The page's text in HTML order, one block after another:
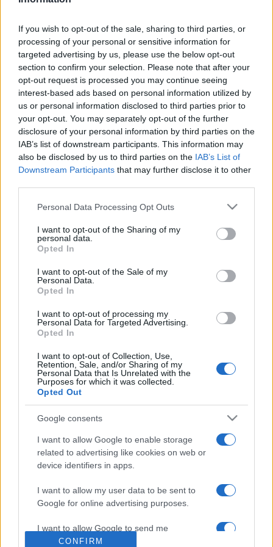
If you wish to opt-out of the sale, sharing to third parties, or
processing of your personal or sensitive information for
targeted advertising by us, please use the below opt-out
section to confirm your selection. Please note that after your
opt-out request is processed you may continue seeing
interest-based ads based on personal information utilized by
us or personal information disclosed to third parties prior to
your opt-out. You may separately opt-out of the further
disclosure of your personal information by third parties on the
IAB’s list of downstream participants. This information may
also be disclosed by us to third parties on the IAB’s List of
Downstream Participants that may further disclose it to other
Please note that this website/app uses one or more Google
not limited to your visit or usage behaviour. You may click to
grant or deny consent to Google and its third-party tags to
use your data for below specified purposes in below Google
consent section.
Personal Data Processing Opt Outs
I want to opt-out of the Sharing of my
personal data.
Opted In
I want to opt-out of the Sale of my
Personal Data.
Opted In
I want to opt-out of processing my
Personal Data for Targeted Advertising.
Opted In
I want to opt-out of Collection, Use,
Retention, Sale, and/or Sharing of my
Personal Data that Is Unrelated with the
Purposes for which it was collected.
Opted Out
Google consents
I want to allow Google to enable storage
related to advertising like cookies on web or
device identifiers in apps.
I want to allow my user data to be sent to
Google for online advertising purposes.
I want to allow Google to send me
personalized advertising.
CONFIRM
mindegyike egyszer, vagy kétszer bizonyosan elhangzott
itt, mintegy állandó körforgásban tartva a kastélyfalak és a
művek kapcsolatát. A vonósnégyes ? mint a kamarazene
más műfajai is ? az egyik legmagasabbszintű és legszebb
kifejezési formája európaiságunknak, s kultúránknak.
Rácz Márton zenei vezető a műsorról szólva, elmondta: A
szeptember 20. és 22. között rendezett esemény a világ
legkülönbözőbb pontjairól érkező, legkülönfélébb
közel 60 kvartet után idén ismét a fiataloké a Haydn-terem.
Az esti koncerteken a többszörösen díjazott francia
Quatuor Arod és az angol Castalian Quartet mellett a
lengyel Apollon Musag?te Quartet lépnek fel. Míg a matiné
nagy népszerűségnek örvendő Wespa-vonósnégyes,
valamint az európai színpadokon is ismert Accord Quartet
képviseli.
FERTŐD FESZTIVÁL KONCERT
MEGOSZTÁS